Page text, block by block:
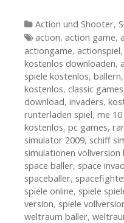
Kategorien
Action und Shooter,
Tags
action, action game,
actiongame, actionspiel,
kostenlos downloaden,
spiele kostenlos, ballern,
kostenlos, classic games
download, invaders,
runterladen spiel, me
kostenlos, pc games,
simulator 2009, schiff
simulationen
space baller, space
spaceballer,
spiele online, spiele
version, spiele
weltraum baller,